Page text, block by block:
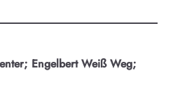
Engelbert Weiß Weg;